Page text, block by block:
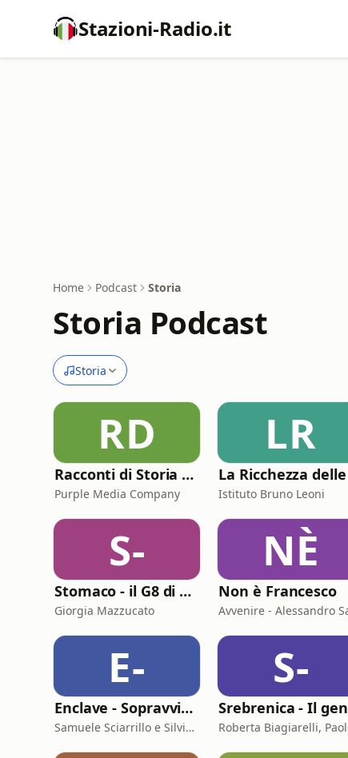
Stazioni-Radio.it
Home Podcast Storia
Storia Podcast
Storia
RD
Racconti di Storia Podcast
Purple Media Company
LR
Istituto Bruno Leoni
S-
Stomaco - il G8 di Genova 2001, oggi
Giorgia Mazzucato
NÈ
Non è Francesco
E-
Enclave - Sopravvivere a Srebrenica
Samuele Sciarrillo e Silvia Longhi
S-